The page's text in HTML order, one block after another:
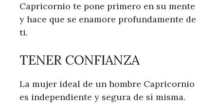
Capricornio te pone primero en su mente
y hace que se enamore profundamente de
ti.
TENER CONFIANZA
La mujer ideal de un hombre Capricornio
es independiente y segura de sí misma.